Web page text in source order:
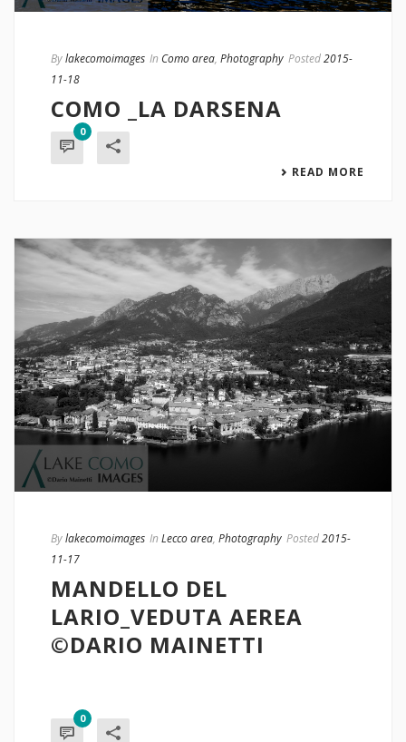
Bylakecomoimages In Como area, Photography Posted2015-
11-18
COMO _LA DARSENA
0
READ MORE
Bylakecomoimages In Lecco area, Photography Posted2015-
11-17
MANDELLO DEL
LARIO_VEDUTA AEREA
©DARIO MAINETTI
0